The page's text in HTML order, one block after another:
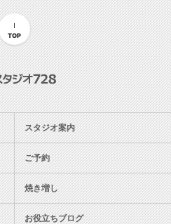
TOP
728
スタジオ案内
ご予約
焼き増し
お役立ちブログ